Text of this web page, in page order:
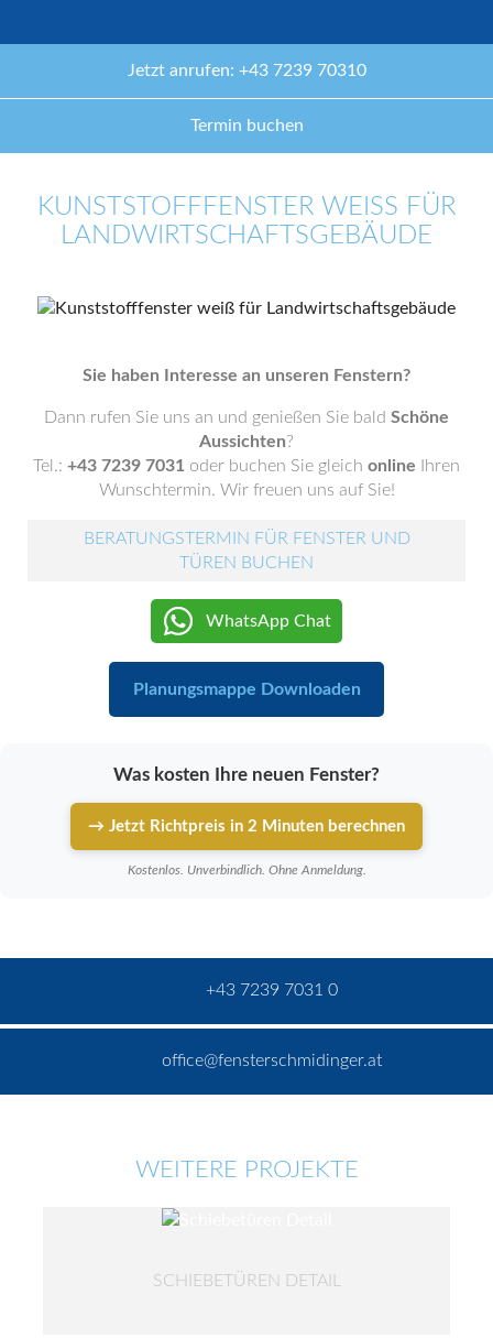
Jetzt anrufen: +43 7239 70310
Termin buchen
KUNSTSTOFFFENSTER WEISS FÜR L
ANDWIRTSCHAFTSGEBÄUDE
Sie haben Interesse an unseren Fenstern?
Dann rufen Sie uns an und genießen Sie bald Schöne
Aussichten?
Tel.: +43 7239 7031 oder buchen Sie gleich online Ihren
Wunschtermin. Wir freuen uns auf Sie!
BERATUNGSTERMIN FÜR FENSTER UND
TÜREN BUCHEN
WhatsApp Chat
Planungsmappe Downloaden
Was kosten Ihre neuen Fenster?
→ Jetzt Richtpreis in 2 Minuten berechnen
Kostenlos. Unverbindlich. Ohne Anmeldung.
+43 7239 7031 0
office@fensterschmidinger.at
WEITERE PROJEKTE
SCHIEBETÜREN DETAIL